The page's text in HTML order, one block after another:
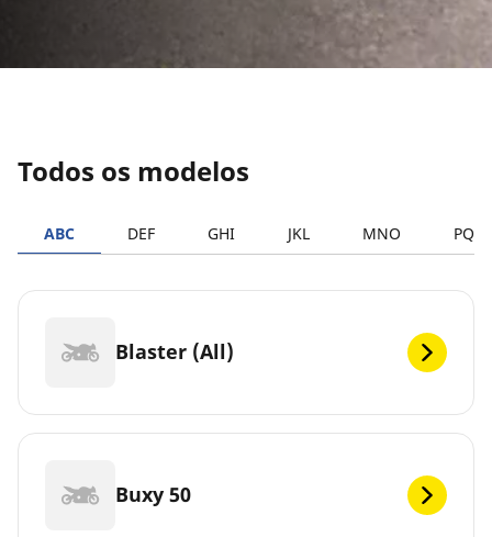
Todos os modelos
ABC DEF GHI JKL MNO PQRS
Blaster (All)
Buxy 50